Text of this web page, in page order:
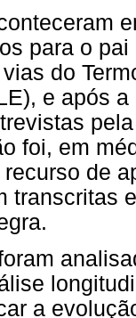
para o
do
e após
foi, em
de
transcritas
a